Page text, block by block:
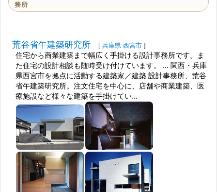
務所
荒谷省午建築研究所 [ 兵庫県 西宮市 ]
住宅から商業建築まで幅広く手掛ける設計事務所です。ま
た住宅の設計相談も随時受け付けています。 ... 関西・兵庫
県西宮市を拠点に活動する建築家／建築 設計事務所、荒谷
省午建築研究所。注文住宅を中心に、店舗や商業建築、医
療施設など様々な建築を手掛けてい...